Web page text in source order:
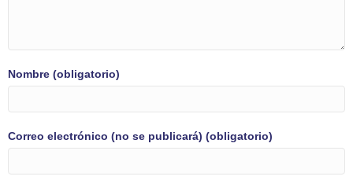
Nombre (obligatorio)
Correo electrónico (no se publicará) (obligatorio)